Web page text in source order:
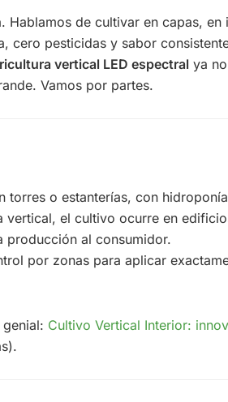
Hablamos de cultivar en capas, en
cero pesticidas y sabor
vertical LED espectral ya
Vamos por partes.
torres o estanterías, con
el cultivo ocurre en
producción al consumidor.
por zonas para aplicar
Cultivo Vertical Interior: